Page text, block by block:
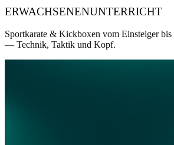
ERWACHSENENUNTERRICHT
Sportkarate & Kickboxen vom Einsteiger bis
— Technik, Taktik und Kopf.